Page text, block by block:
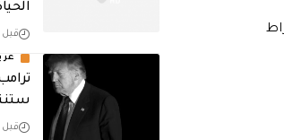
قبل
قبل 11 ساعة